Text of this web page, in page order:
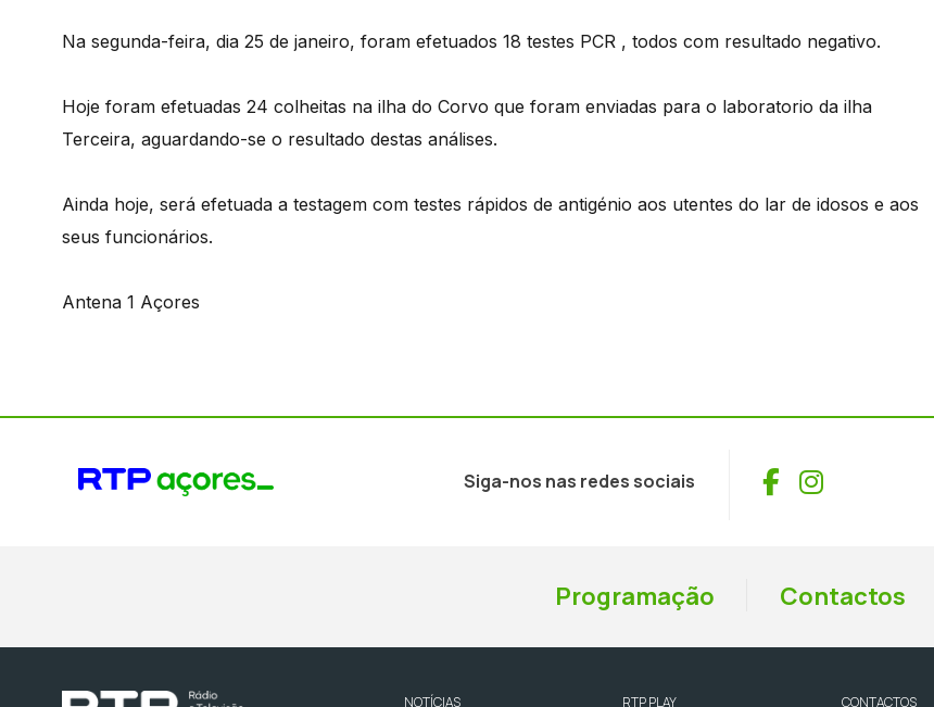
Na segunda-feira, dia 25 de janeiro, foram efetuados 18 testes PCR , todos com resultado negativo.
Hoje foram efetuadas 24 colheitas na ilha do Corvo que foram enviadas para o laboratorio da ilha
Terceira, aguardando-se o resultado destas análises.
Ainda hoje, será efetuada a testagem com testes rápidos de antigénio aos utentes do lar de idosos e aos
seus funcionários.
Antena 1 Açores
Siga-nos nas redes sociais Facebook
Instagram
Programação Contactos
NOTÍCIAS RTP PLAY CONTACTOS